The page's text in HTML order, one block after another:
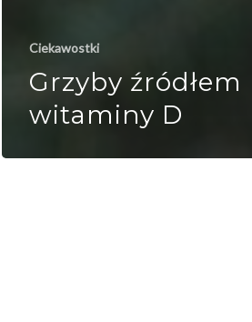
Ciekawostki
Grzyby źródłem
witaminy D